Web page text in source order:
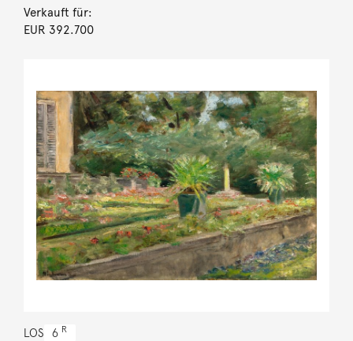
Verkauft für:
EUR 392.700
LOS 6 R